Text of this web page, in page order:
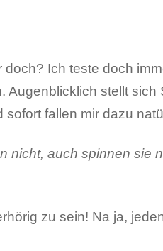
Ich teste doch
stellt
fallen mir dazu
nicht, auch spinnen
zu sein! Na ja,